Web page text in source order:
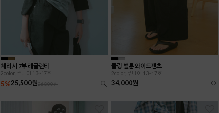
체리시 7부 래글런티
2color, 주니어 13~17호
5%25,500원26,800원
쿨링 벌룬 와이드팬츠
2color, 주니어 13~17호
34,000원